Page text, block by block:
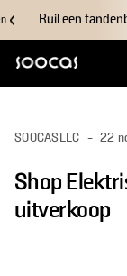
Ruil een
SOOCASLLC - 22
Shop
uitverkoop